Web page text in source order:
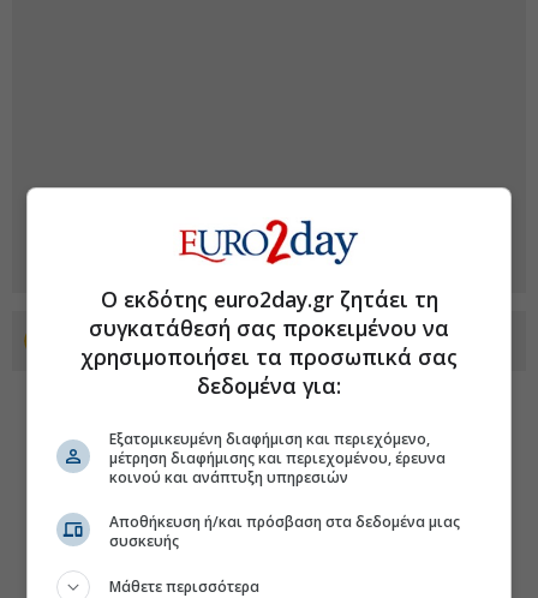
Προσθέστε το euro2day.gr στο Discover
Ο εκδότης euro2day.gr ζητάει τη
συγκατάθεσή σας προκειμένου να
χρησιμοποιήσει τα προσωπικά σας
δεδομένα για:
Εξατομικευμένη διαφήμιση και περιεχόμενο,
μέτρηση διαφήμισης και περιεχομένου, έρευνα
κοινού και ανάπτυξη υπηρεσιών
Αποθήκευση ή/και πρόσβαση στα δεδομένα μιας
συσκευής
Μάθετε περισσότερα